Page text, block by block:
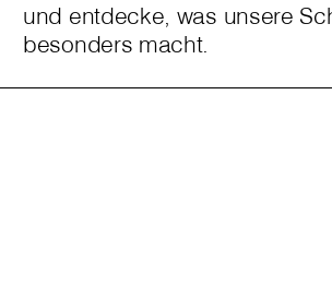
und entdecke, was unsere
besonders macht.